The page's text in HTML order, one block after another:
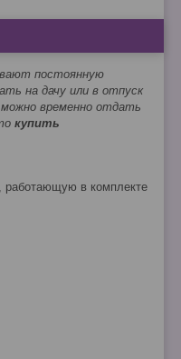
постоянную
на дачу или в отпуск
временно отдать
купить
работающую в комплекте